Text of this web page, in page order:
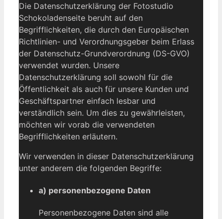
Die Datenschutzerklärung der Fotostudio
Schokoladenseite beruht auf den
Begrifflichkeiten, die durch den Europäischen
Richtlinien- und Verordnungsgeber beim Erlass
der Datenschutz-Grundverordnung (DS-GVO)
verwendet wurden. Unsere
Datenschutzerklärung soll sowohl für die
Öffentlichkeit als auch für unsere Kunden und
Geschäftspartner einfach lesbar und
verständlich sein. Um dies zu gewährleisten,
möchten wir vorab die verwendeten
Begrifflichkeiten erläutern.
Wir verwenden in dieser Datenschutzerklärung
unter anderem die folgenden Begriffe:
a) personenbezogene Daten
Personenbezogene Daten sind alle